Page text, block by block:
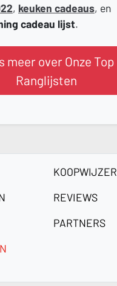
, keuken cadeaus, en
cadeau lijst.
meer over Onze Top
Ranglijsten
KOOPWIJZER
REVIEWS
PARTNERS